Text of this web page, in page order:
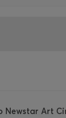
Newstar Art